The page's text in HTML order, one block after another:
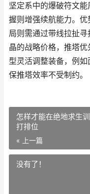
坚定系中的爆破符文
握则增强续航能力。
局则需通过带线拉扯
晶的战略价格，推塔
型灵活调整装备，例
保推塔效率不受制约。
怎样才能在绝地求生
打排位
« 上一篇
没有了！